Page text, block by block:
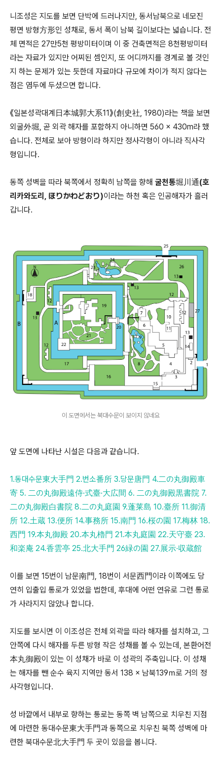
니조성은 지도를 보면 단박에 드러나지만, 동서남북으로 네모진
평면 방형方形인 성채로, 동서 폭이 남북 길이보다는 넓습니다. 전
체 면적은 27만5천 평방미터이며 이 중 건축면적은 8천평방미터
라는 자료가 있지만 어찌된 셈인지, 또 어디까지를 경계로 볼 것인
지 하는 문제가 있는 듯한데 자료마다 규모에 차이가 적지 않다는
점은 염두에 두셨으면 합니다.
《일본성곽대계日本城郭大系11》(創史社, 1980)라는 책을 보면
외굴外堀, 곧 외곽 해자를 포함하지 아니하면 560 × 430m라 했
습니다. 전체로 보아 방형이라 하지만 정사각형이 아니라 직사각
형입니다.
동쪽 성벽을 따라 북쪽에서 정확히 남쪽을 향해 굴천통堀川通(호
리카와도리, ほりかわどおり)이라는 하천 혹은 인공해자가 흘러
갑니다.
이 도면에서는 북대수문이 보이지 않네요
앞 도면에 나타난 시설은 다음과 같습니다.
1.동대수문東大手門 2.번소番所 3.당문唐門 4.二の丸御殿車
寄 5. 二の丸御殿遠侍·式臺·大広間 6. 二の丸御殿黒書院 7.
二の丸御殿白書院 8.二の丸庭園 9.蓬莱島 10.臺所 11.御清
所 12.土蔵 13.便所 14.事務所 15.南門 16.桜の園 17.梅林 18.
西門 19.本丸御殿 20.本丸櫓門 21.本丸庭園 22.天守臺 23.
和楽庵 24.香雲亭 25.北大手門 26緑の園 27.展示·収蔵館
이를 보면 15번이 남문南門, 18번이 서문西門이라 이쪽에도 당
연히 입출입 통로가 있었을 법한데, 후대에 어떤 연유로 그런 통로
가 사라지지 않았나 합니다.
지도를 보시면 이 이조성은 전체 외곽을 따라 해자를 설치하고, 그
안쪽에 다시 해자를 두른 방형 작은 성채를 볼 수 있는데, 본환어전
本丸御殿이 있는 이 성채가 바로 이 성곽의 주축입니다. 이 성채
는 해자를 뺀 순수 육지 지역만 동서 138 × 남북139ｍ로 거의 정
사각형입니다.
성 바깥에서 내부로 향하는 통로는 동쪽 벽 남쪽으로 치우친 지점
에 마련한 동대수문東大手門과 동쪽으로 치우친 북쪽 성벽에 마
련한 북대수문北大手門 두 곳이 있음을 봅니다.